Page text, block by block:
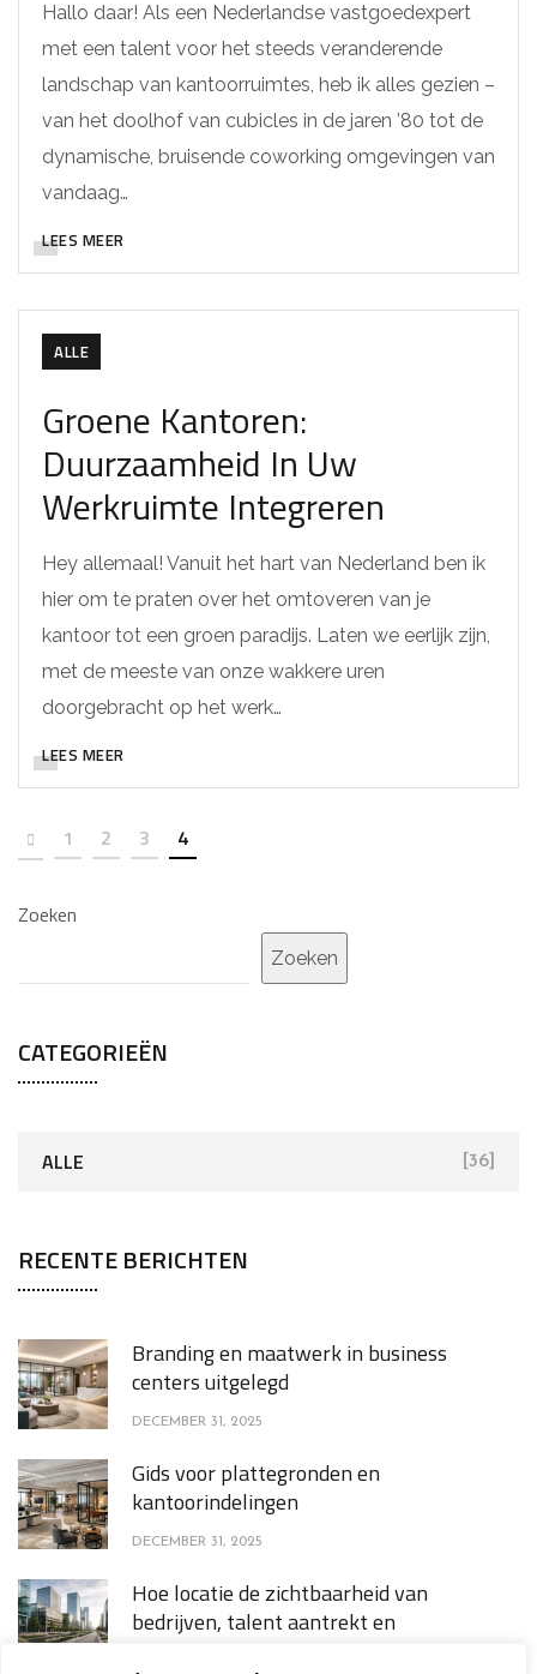
Hallo daar! Als een Nederlandse vastgoedexpert
met een talent voor het steeds veranderende
landschap van kantoorruimtes, heb ik alles gezien –
van het doolhof van cubicles in de jaren ’80 tot de
dynamische, bruisende coworking omgevingen van
vandaag…
LEES MEER
ALLE
Groene Kantoren:
Duurzaamheid In Uw
Werkruimte Integreren
Hey allemaal! Vanuit het hart van Nederland ben ik
hier om te praten over het omtoveren van je
kantoor tot een groen paradijs. Laten we eerlijk zijn,
met de meeste van onze wakkere uren
doorgebracht op het werk…
LEES MEER
1 2 3 4
Zoeken
Zoeken
CATEGORIEËN
ALLE [36]
RECENTE BERICHTEN
Branding en maatwerk in business
centers uitgelegd
DECEMBER 31, 2025
Gids voor plattegronden en
kantoorindelingen
DECEMBER 31, 2025
Hoe locatie de zichtbaarheid van
bedrijven, talent aantrekt en